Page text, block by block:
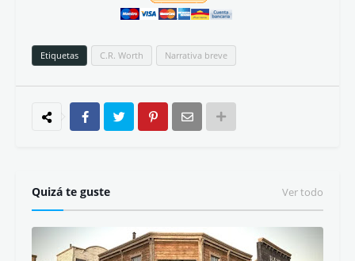
Etiquetas C.R. Worth Narrativa breve
Quizá te guste Ver todo